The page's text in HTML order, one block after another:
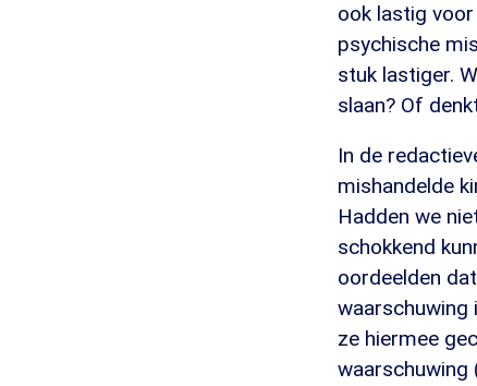
ook lastig
psychische
stuk lastiger.
slaan? Of
In de
mishandelde
Hadden we
schokkend
oordeelden
waarschuwing
ze hiermee